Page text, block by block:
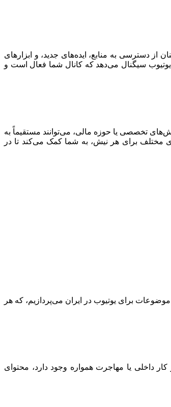
از دسترسی به منابع، ایده‌های جدید، و ابزارهای
یوتیوب سیگنال می‌دهد که کانال شما فعال است و
تخصصی یا حوزه مالی، می‌توانند مستقیماً به
مختلف برای هر نیش، به شما کمک می‌کند تا در
برای یوتیوب در ایران می‌پردازیم، که هر
داخلی یا مهاجرت همواره وجود دارد، محتوای